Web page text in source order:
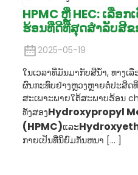
HPMC ຫຼື HEC: ເລືອ
ຮ້ອນທີ່ດີທີ່ສຸດສຳລັບສີຂ
2025-05-19
ໃນເວລາທີ່ມັນມາກັບສີນ້ໍາ, ທາງເ
ຜົນກະທົບຢ່າງຫຼວງຫຼາຍຕໍ່ປະສິດ
ສະເພາະພາຍໃຕ້ສະພາບຮ້ອນ
ທັງສອງHydroxypropyl
(HPMC)ແລະ
ກາຍເປັນທີ່ນິຍົມກັນຫນາ [... ]